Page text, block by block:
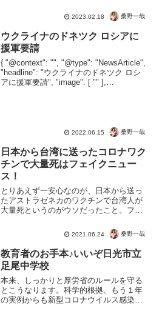
2023.02.18 桑野一哉
ウクライナのドネツク ロシアに
援軍要請
{ "@context": "", "@type": "NewsArticle",
"headline": "ウクライナのドネツク ロシ
アに援軍要請", "image": [ "" ],
2022.06.15 桑野一哉
日本から台湾に送ったコロナワク
チンで大量死はフェイクニュー
ス！
とりあえず一安心なのが、日本から送っ
たアストラゼネカのワクチンで台湾人が
大量死というのがウソだったこと。フェ
た。どうやら中共による、他国分断の工
作のような噂があります。噂ですが本当
でしょう（偏見？）「日本が...
2021.06.24 桑野一哉
教育者のお手本♪いいぞ日光市立
足尾中学校
本来、しっかりと厚労省のルールを守る
とこうなります。科学的根拠、もう１年
の実例からも新型コロナウイルス感染症